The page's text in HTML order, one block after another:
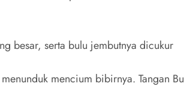
besar, serta bulu jembutnya dicukur
mencium bibirnya. Tangan Bu